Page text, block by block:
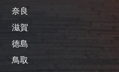
奈良
滋賀
徳島
鳥取